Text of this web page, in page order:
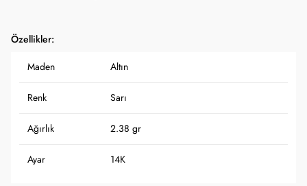
Özellikler:
Maden Altın
Renk Sarı
Ağırlık 2.38 gr
Ayar 14K